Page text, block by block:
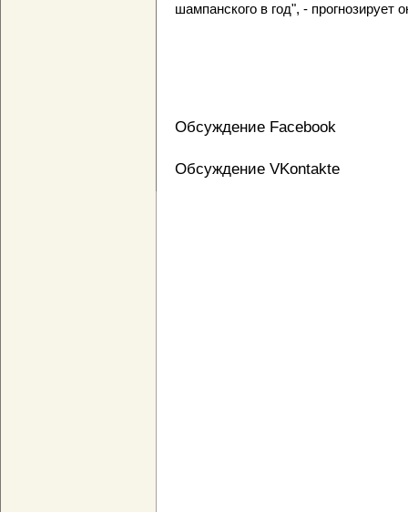
шампанского в год", - прогнозирует
Обсуждение Facebook
Обсуждение VKontakte